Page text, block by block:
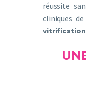
réussite
cliniques
vitrification